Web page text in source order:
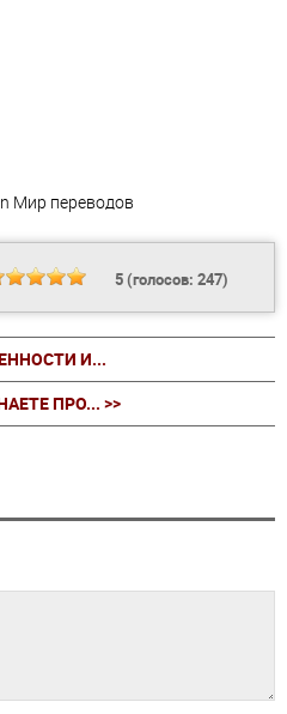
Мир переводов
5(голосов: 247)
И...
ПРО... >>